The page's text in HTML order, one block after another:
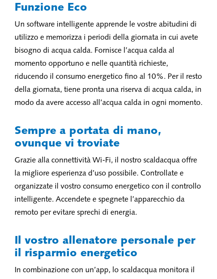
Funzione Eco
Un software intelligente apprende le vostre abitudini di
utilizzo e memorizza i periodi della giornata in cui avete
bisogno di acqua calda. Fornisce l’acqua calda al
momento opportuno e nelle quantità richieste,
riducendo il consumo energetico fino al 10%. Per il resto
della giornata, tiene pronta una riserva di acqua calda, in
modo da avere accesso all’acqua calda in ogni momento.
Sempre a portata di mano,
ovunque vi troviate
Grazie alla connettività Wi-Fi, il nostro scaldacqua offre
la migliore esperienza d’uso possibile. Controllate e
organizzate il vostro consumo energetico con il controllo
intelligente. Accendete e spegnete l’apparecchio da
remoto per evitare sprechi di energia.
Il vostro allenatore personale per
il risparmio energetico
In combinazione con un’app, lo scaldacqua monitora il